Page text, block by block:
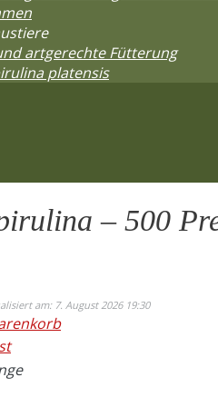
artgerechte Fütterung
platensis
– 500
am: 7. August 2026 19:30